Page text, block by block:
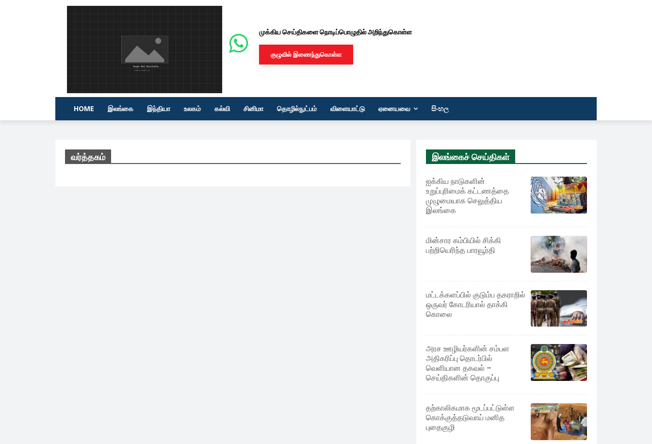
முக்கிய செய்திகளை நொடிப்பொழுதில் அறிந்துகொள்ள
குழுவில் இணைந்துகொள்ள
HOME இலங்கை இந்தியா உலகம் கல்வி சினிமா தொழில்நுட்பம் விளையாட்டு ஏனையவை සිංහල
வர்த்தகம் இலங்கைச் செய்திகள்
ஐக்கிய நாடுகளின்
உறுப்புரிமைக் கட்டணத்தை
முழுமையாக செலுத்திய
இலங்கை
மின்சார கம்பியில் சிக்கி
பற்றியெரிந்த பாரவூர்தி
மட்டக்களப்பில் குடும்ப தகராறில்
ஒருவர் கோடரியால் தாக்கி
கொலை
அரச ஊழியர்களின் சம்பள
அதிகரிப்பு தொடர்பில்
வெளியான தகவல் –
செய்திகளின் தொகுப்பு
தற்காலிகமாக மூடப்பட்டுள்ள
கொக்குத்தடுவாய் மனித
புதைகுழி